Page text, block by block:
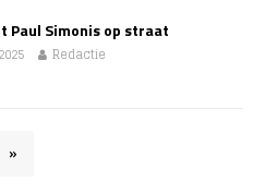
Paul Simonis op straat
Redactie
»